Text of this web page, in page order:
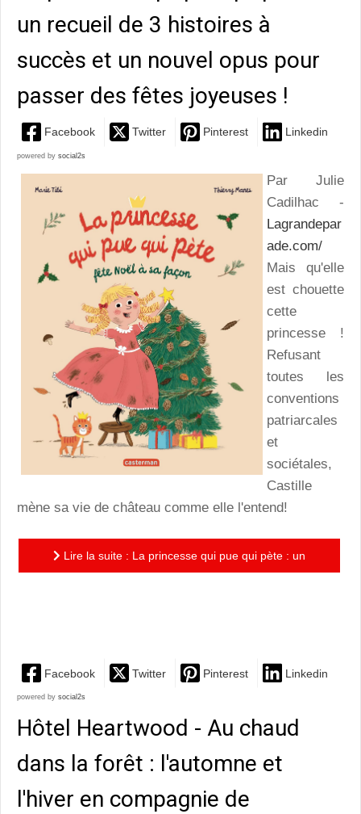
un recueil de 3 histoires à
succès et un nouvel opus pour
passer des fêtes joyeuses !
Facebook Twitter Pinterest Linkedin
powered by social2s
Par Julie
Cadilhac -
Lagrandepar
ade.com/
Mais qu'elle
est chouette
cette
princesse !
Refusant
toutes les
conventions
patriarcales
et
sociétales,
Castille
mène sa vie de château comme elle l'entend!
Lire la suite : La princesse qui pue qui pète : un
Facebook Twitter Pinterest Linkedin
powered by social2s
Hôtel Heartwood - Au chaud
dans la forêt : l'automne et
l'hiver en compagnie de